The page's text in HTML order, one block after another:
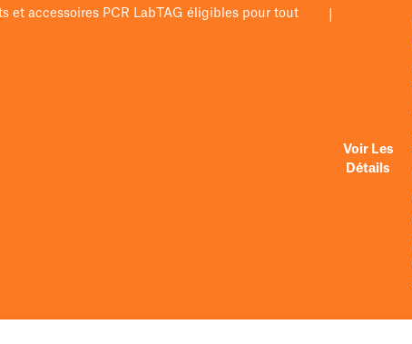
et accessoires PCR LabTAG éligibles pour tout
Voir Les
Détails